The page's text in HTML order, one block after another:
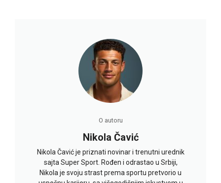
O autoru
Nikola Čavić
Nikola Čavić je priznati novinar i trenutni urednik
sajta Super Sport. Rođen i odrastao u Srbiji,
Nikola je svoju strast prema sportu pretvorio u